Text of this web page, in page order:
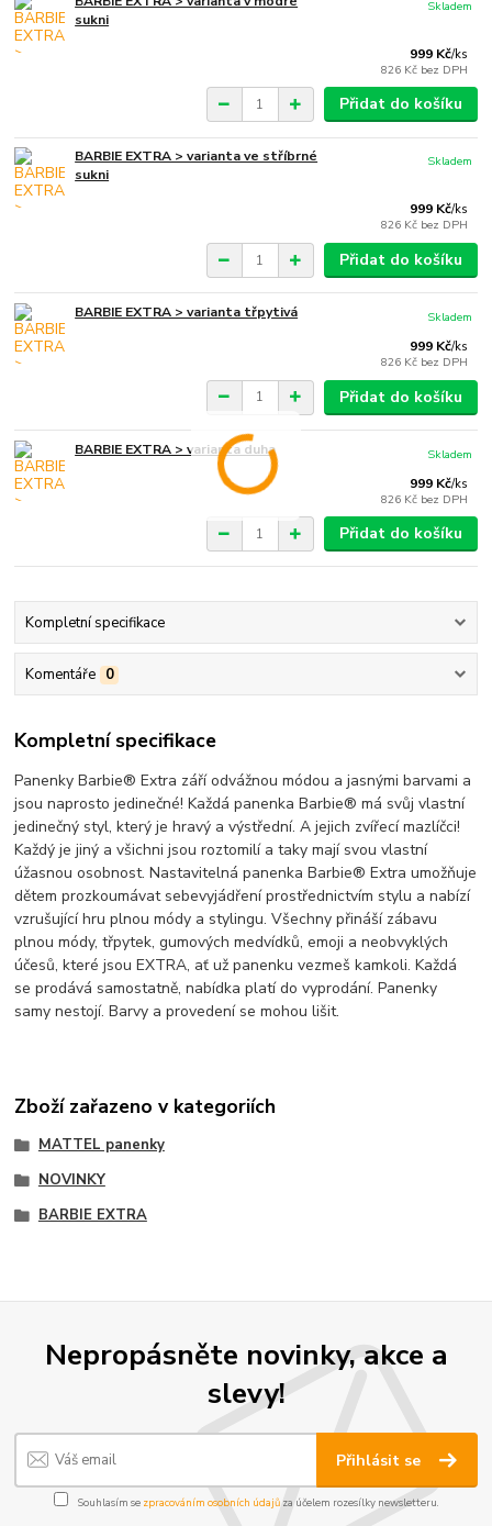
sukni
999 Kč/ks
826 Kč bez DPH
Skladem
Přidat do košíku
BARBIE EXTRA > varianta ve stříbrné
sukni
999 Kč/ks
826 Kč bez DPH
Skladem
Přidat do košíku
BARBIE EXTRA > varianta třpytivá
999 Kč/ks
826 Kč bez DPH
Skladem
Přidat do košíku
BARBIE EXTRA > varianta duha
999 Kč/ks
826 Kč bez DPH
Skladem
Přidat do košíku
Kompletní specifikace
Komentáře 0
Kompletní specifikace
Panenky Barbie® Extra září odvážnou módou a jasnými barvami a
jsou naprosto jedinečné! Každá panenka Barbie® má svůj vlastní
jedinečný styl, který je hravý a výstřední. A jejich zvířecí mazlíčci!
Každý je jiný a všichni jsou roztomilí a taky mají svou vlastní
úžasnou osobnost. Nastavitelná panenka Barbie® Extra umožňuje
dětem prozkoumávat sebevyjádření prostřednictvím stylu a nabízí
vzrušující hru plnou módy a stylingu. Všechny přináší zábavu
plnou módy, třpytek, gumových medvídků, emoji a neobvyklých
účesů, které jsou EXTRA, ať už panenku vezmeš kamkoli. Každá
se prodává samostatně, nabídka platí do vyprodání. Panenky
samy nestojí. Barvy a provedení se mohou lišit.
Zboží zařazeno v kategoriích
MATTEL panenky
NOVINKY
BARBIE EXTRA
Nepropásněte novinky, akce a
slevy!
Přihlásit se
Souhlasím se zpracováním osobních údajůza účelem rozesílky newsletteru.